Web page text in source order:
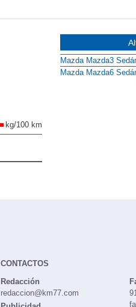
kg/100 km
Mazda Mazda3
Mazda Mazda6
CONTACTOS
Redacción
redaccion@km77.com